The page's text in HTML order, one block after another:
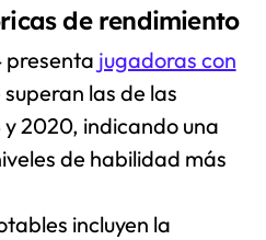
de rendimiento
presenta jugadoras con
las de las
y 2020, indicando una
de habilidad más
incluyen la